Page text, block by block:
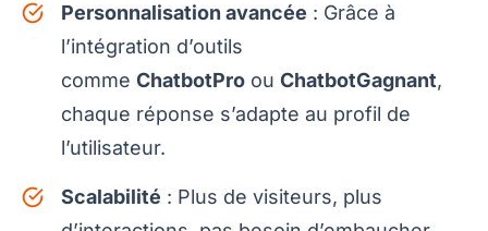
Personnalisation avancée : Grâce à
l’intégration d’outils
comme ChatbotPro ou ChatbotGagnant,
chaque réponse s’adapte au profil de
l’utilisateur.
Scalabilité : Plus de visiteurs, plus